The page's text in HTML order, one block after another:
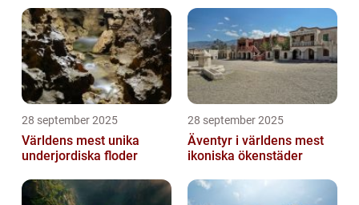
28 september 2025
Världens mest unika
underjordiska floder
28 september 2025
Äventyr i världens mest
ikoniska ökenstäder